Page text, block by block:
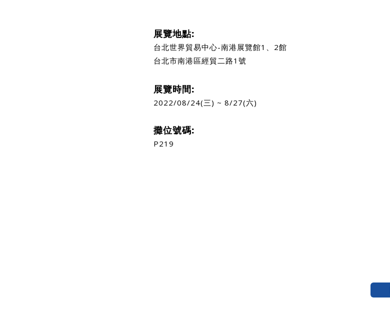
展覽地點:
台北世界貿易中心-南港展覽館1、2館
台北市南港區經貿二路1號
展覽時間:
2022/08/24(三) ~ 8/27(六)
攤位號碼:
P219